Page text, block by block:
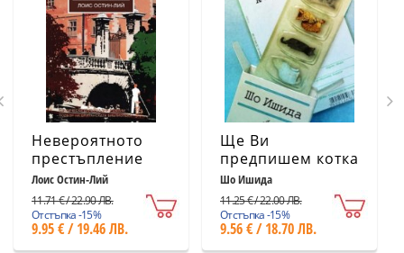
Невероятното
престъпление
Лоис Остин-Лий
11.71 € / 22.90 ЛВ.
Отстъпка -15%
9.95 € / 19.46 ЛВ.
Ще Ви
предпишем котка
Шо Ишида
11.25 € / 22.00 ЛВ.
Отстъпка -15%
9.56 € / 18.70 ЛВ.